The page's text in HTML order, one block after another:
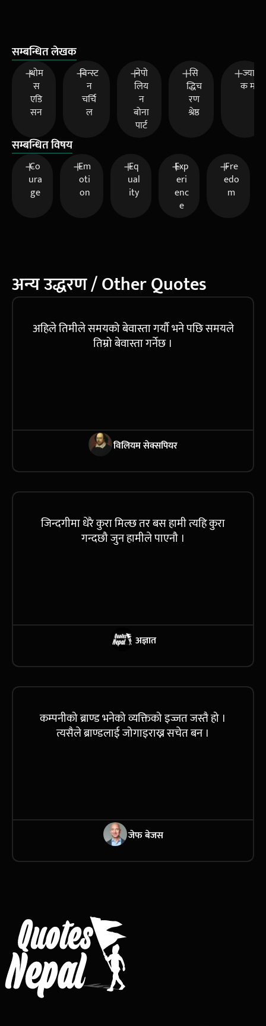
सम्बन्धित लेखक
थोम
स
एडि
सन
विन्स्ट
न
चर्चि
ल
नेपो
लिय
न
बोना
पार्ट
सि
द्धिच
रण
श्रेष्ठ
ज्या
क मा
सम्बन्धित विषय
Co
ura
ge
Em
oti
on
Eq
ual
ity
Exp
eri
enc
e
Fre
edo
m
अन्य उद्धरण / Other Quotes
अहिले तिमीले समयको बेवास्ता गर्यौ भने पछि समयले
तिम्रो बेवास्ता गर्नेछ ।
विलियम सेक्सपियर
जिन्दगीमा धेरै कुरा मिल्छ तर बस हामी त्यहि कुरा
गन्दछौ जुन हामीले पाएनौ ।
अज्ञात
कम्पनीको ब्राण्ड भनेको व्यक्तिको इज्जत जस्तै हो ।
त्यसैले ब्राण्डलाई जोगाइराख्न सचेत बन ।
जेफ बेजस